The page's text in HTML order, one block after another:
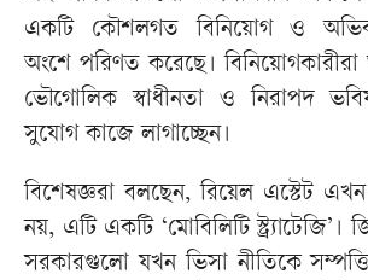
একটি কৌশলগত বিনিয়োগ ও
অংশে পরিণত করেছে।
ভৌগোলিক স্বাধীনতা ও নিরাপদ
সুযোগ কাজে লাগাচ্ছেন।
বিশেষজ্ঞরা বলছেন, রিয়েল এস্টেট
নয়, এটি একটি ‘মোবিলিটি
সরকারগুলো যখন ভিসা নীতিকে সম্পত্তি